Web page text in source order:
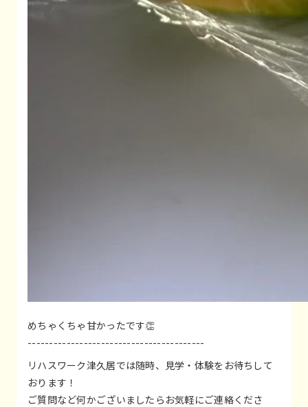
めちゃくちゃ甘かったです👏
-----------------------------------------
リハスワーク津久居では随時、見学・体験をお待ちして
おります！
ご質問など何かございましたらお気軽にご連絡くださ